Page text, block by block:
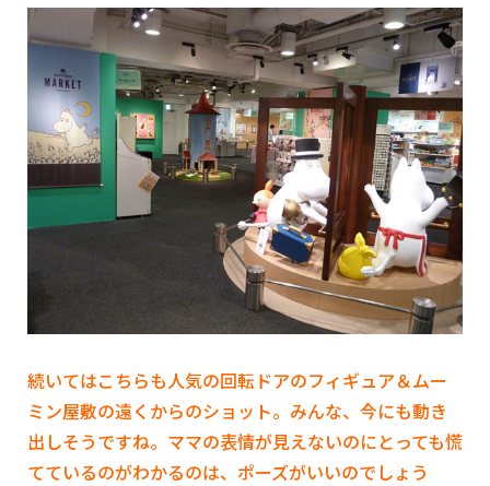
続いてはこちらも人気の回転ドアのフィギュア＆ムー
ミン屋敷の遠くからのショット。みんな、今にも動き
出しそうですね。ママの表情が見えないのにとっても慌
てているのがわかるのは、ポーズがいいのでしょう